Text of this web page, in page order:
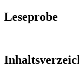
Leseprobe